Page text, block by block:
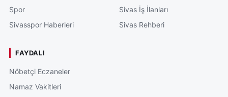
Spor
Sivasspor Haberleri
Sivas İş İlanları
Sivas Rehberi
FAYDALI
Nöbetçi Eczaneler
Namaz Vakitleri